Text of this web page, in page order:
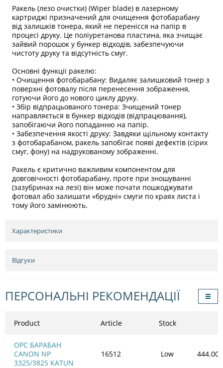
Ракель (лезо очистки) (Wiper blade) в лазерному
картриджі призначений для очищення фотобарабану
від залишків тонера, який не перенісся на папір в
процесі друку. Це поліуретанова пластина, яка зчищає
зайвий порошок у бункер відходів, забезпечуючи
чистоту друку та відсутність смуг.
Основні функції ракелю:
• Очищення фотобарабану: Видаляє залишковий тонер з
поверхні фотовалу після перенесення зображення,
готуючи його до нового циклу друку.
• Збір відпрацьованого тонера: Зчищений тонер
направляється в бункер відходів (відпрацювання),
запобігаючи його попаданню на папір.
• Забезпечення якості друку: Завдяки щільному контакту
з фотобарабаном, ракель запобігає появі дефектів (сірих
смуг, фону) на надрукованому зображенні.
Ракель є критично важливим компонентом для
довговічності фотобарабану, проте при зношуванні
(зазубринах на лезі) він може почати пошкоджувати
фотовал або залишати «брудні» смуги по краях листа і
тому його замінюють.
Характеристики
Відгуки
ПЕРСОНАЛЬНІ РЕКОМЕНДАЦІЇ
Product
OPC БАРАБАН
CANON NP
3325/3825 KATUN
Article Stock
16512 Low 444.00